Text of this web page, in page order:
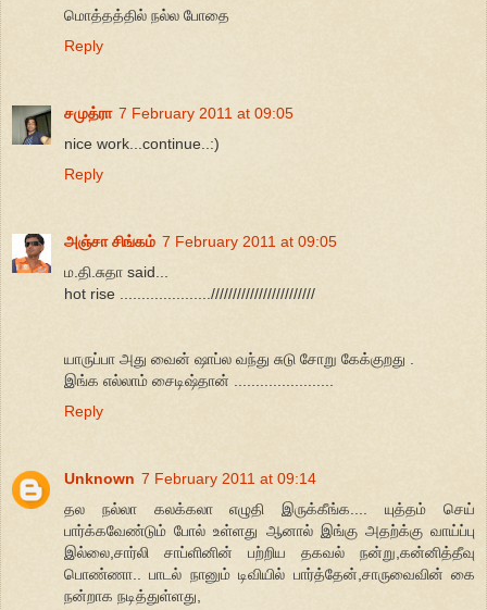
மொத்தத்தில் நல்ல போதை
Reply
சமுத்ரா 7 February 2011 at 09:05
nice work...continue..:)
Reply
அஞ்சா சிங்கம் 7 February 2011 at 09:05
ம.தி.சுதா said...
hot rise .....................////////////////////////
யாருப்பா அது வைன் ஷாப்ல வந்து சுடு சோறு கேக்குறது .
இங்க எல்லாம் சைடிஷ்தான் .......................
Reply
Unknown 7 February 2011 at 09:14
தல நல்லா கலக்கலா எழுதி இருக்கீங்க.... யுத்தம் செய்
பார்க்கவேண்டும் போல் உள்ளது ஆனால் இங்கு அதற்க்கு வாய்ப்பு
இல்லை,சார்லி சாப்ளினின் பற்றிய தகவல் நன்று,கன்னித்தீவு
பொண்ணா.. பாடல் நானும் டிவியில் பார்த்தேன்,சாருவைவின் கை
நன்றாக நடித்துள்ளது,